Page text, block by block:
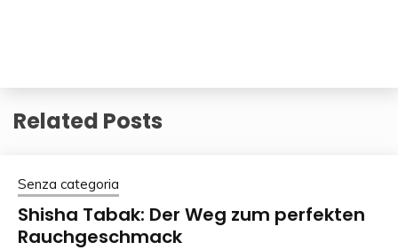
Related Posts
Senza categoria
Shisha Tabak: Der Weg zum perfekten
Rauchgeschmack